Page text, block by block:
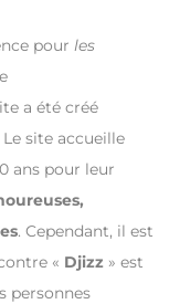
pour les
a été créé
Le site accueille
ans pour leur
. Cependant, il est
« Djizz » est
personnes